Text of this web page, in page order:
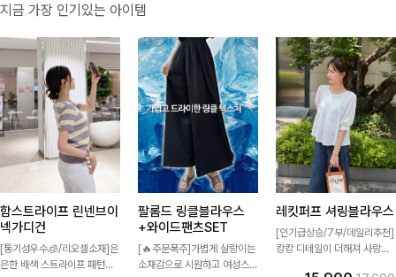
지금 가장 인기있는 아이템
함스트라이프 린넨브이
넥가디건
[통기성우수🧊/리오셀소재]은
은한 배색 스트라이프 패턴으
팔롬드 링클블라우스
+와이드팬츠SET
[🔥주문폭주]가볍게 살랑이는
소재감으로 시원하고 여성스럽
레킷퍼프 셔링블라우스
[인기급상승/7부/데일리추천]
캉캉 디테일이 더해져 사랑스